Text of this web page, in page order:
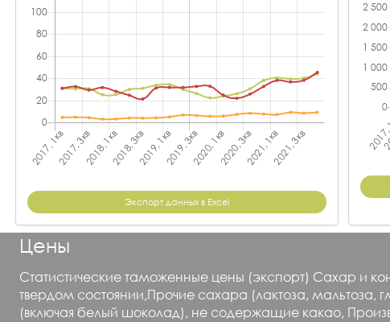
Экспорт данных в Excel
Цены
Статистические таможенные цены (экспорт) Сахар и
твердом состоянии,Прочие сахара (лактоза,
(включая белый шоколад), не содержащие какао,